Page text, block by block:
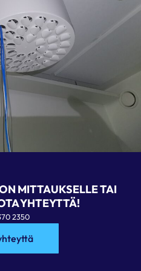
MITTAUKSELLE TAI
YHTEYTTÄ!
2350